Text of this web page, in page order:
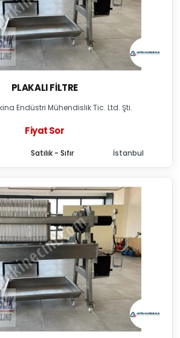
PLAKALI FILTRE
Endüstri Mühendislik Tic. Ltd. Şti.
Fiyat Sor
Satılık - Sıfır İstanbul